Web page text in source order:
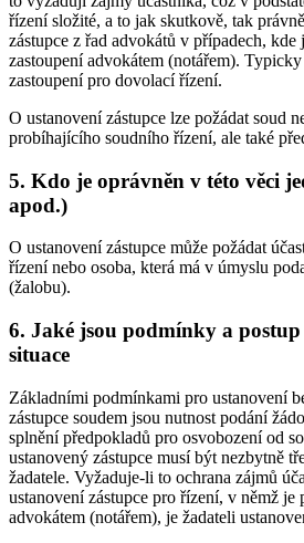
řízení složité, a to jak skutkově, tak
zástupce z řad advokátů v případech, kde
zastoupení advokátem (notářem).
zastoupení pro dovolací řízení.
O ustanovení zástupce lze požádat soud
probíhajícího soudního řízení, ale také
5. Kdo je oprávněn v této věci
apod.)
O ustanovení zástupce může požádat
řízení nebo osoba, která má v úmyslu
(žalobu).
6. Jaké jsou podmínky a
situace
Základními podmínkami pro ustanovení
zástupce soudem jsou nutnost podání
splnění předpokladů pro osvobození od
ustanovený zástupce musí být nezbytně
žadatele. Vyžaduje-li to ochrana zájmů
ustanovení zástupce pro řízení, v němž je
advokátem (notářem), je žadateli